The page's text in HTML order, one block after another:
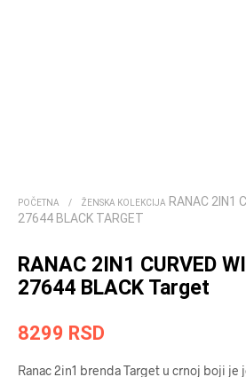
POČETNA / ŽENSKA KOLEKCIJA RANAC 2IN1
27644 BLACK TARGET
RANAC 2IN1 CURVED
27644 BLACK Target
8299 RSD
Ranac 2in1 brenda Target u crnoj boji je